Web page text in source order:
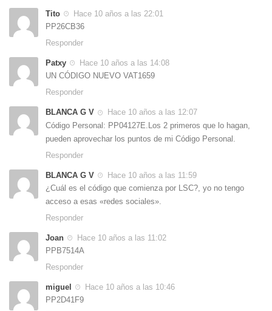
Tito
Hace 10 años a las 22:01
PP26CB36
Responder
Patxy
Hace 10 años a las 14:08
UN CÓDIGO NUEVO VAT1659
Responder
BLANCA G V
Hace 10 años a las 12:07
Código Personal: PP04127E.Los 2 primeros que lo hagan,
pueden aprovechar los puntos de mi Código Personal.
Responder
BLANCA G V
Hace 10 años a las 11:59
¿Cuál es el código que comienza por LSC?, yo no tengo
acceso a esas «redes sociales».
Responder
Joan
Hace 10 años a las 11:02
PPB7514A
Responder
miguel
Hace 10 años a las 10:46
PP2D41F9